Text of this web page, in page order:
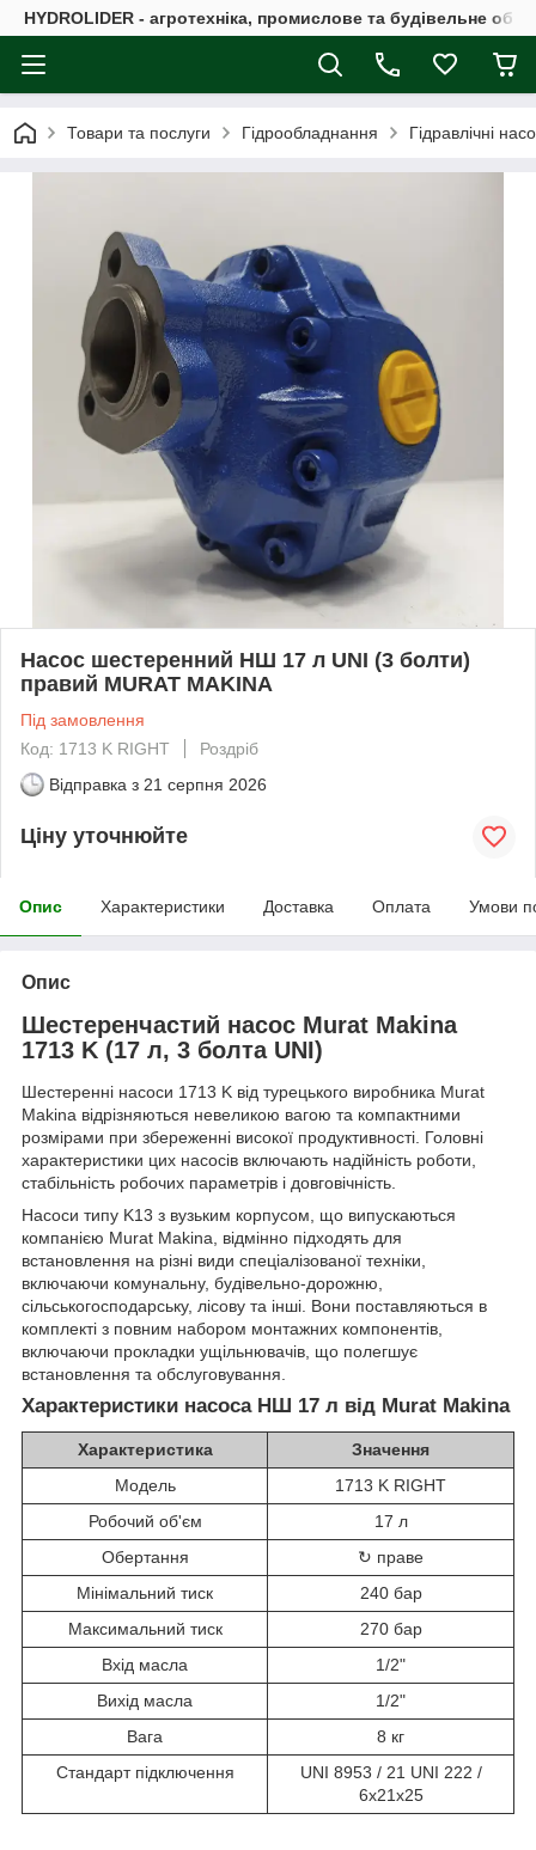
HYDROLIDER - агротехніка, промислове та будівельне
Товари та послуги Гідрообладнання Гідравлічні
Насос шестеренний НШ 17 л UNI (3 болти)
правий MURAT MAKINA
Під замовлення
Код: 1713 K RIGHT
Роздріб
Відправка з 21 серпня 2026
Ціну уточнюйте
Опис Характеристики Доставка Оплата Умови
Опис
Шестеренчастий насос Murat Makina
1713 K (17 л, 3 болта UNI)
Шестеренні насоси 1713 K від турецького виробника Murat
Makina відрізняються невеликою вагою та компактними
розмірами при збереженні високої продуктивності. Головні
характеристики цих насосів включають надійність роботи,
стабільність робочих параметрів і довговічність.
Насоси типу K13 з вузьким корпусом, що випускаються
компанією Murat Makina, відмінно підходять для
встановлення на різні види спеціалізованої техніки,
включаючи комунальну, будівельно-дорожню,
сільськогосподарську, лісову та інші. Вони поставляються в
комплекті з повним набором монтажних компонентів,
включаючи прокладки ущільнювачів, що полегшує
встановлення та обслуговування.
Характеристики насоса НШ 17 л від Murat Makina
Характеристика
Значення
Модель
1713 K RIGHT
Робочий об'єм
17 л
Обертання
↻ праве
Мінімальний тиск
240 бар
Максимальний тиск
270 бар
Вхід масла
1/2"
Вихід масла
1/2"
Вага
8 кг
Стандарт підключення
UNI 8953 / 21 UNI 222 /
6x21x25